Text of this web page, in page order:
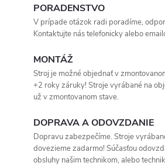
PORADENSTVO
V prípade otázok radi poradíme,
Kontaktujte nás telefonicky alebo
MONTÁŽ
Stroj je možné objednať v
+2 roky záruky! Stroje vyrábané na
už v zmontovanom stave.
DOPRAVA A ODOVZDANIE
Dopravu zabezpečíme. Stroje
dovezieme zadarmo! Súčasťou
obsluhy našim technikom, alebo